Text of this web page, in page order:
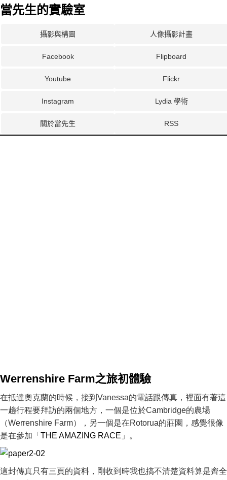
當先生的實驗室
攝影與構圖 人像攝影計畫
Facebook Flipboard
Youtube Flickr
Instagram Lydia 學術
關於當先生 RSS
Werrenshire Farm之旅初體驗
在抵達奧克蘭的時候，接到Vanessa的電話跟傳真，裡面有著這
一趟行程要拜訪的兩個地方，一個是位於Cambridge的農場
（Werrenshire Farm），另一個是在Rotorua的莊園，感覺很像
是在參加「 THE AMAZING RACE 」。
這封傳真只有三頁的資料，剛收到時我也搞不清楚資料算是齊全